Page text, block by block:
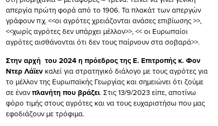
απεργία πρώτη φορά από το 1906. Τα πλακάτ των απεργών
γράφουν π.χ. <<οι αγρότες χρειάζονται ανάσες επιβίωσης >>,
<<χωρίς αγρότες δεν υπάρχει μέλλον>>, << οι Ευρωπαίοι
αγρότες αισθάνονται ότι δεν τους παίρνουν στα σοβαρά>>.
Στην αρχή του 2024 η πρόεδρος της Ε. Επιτροπής κ. Φον
Ντερ Λάϊεν καλεί για στρατηγικό διάλογο με τους αγρότες για
το μέλλον της Ευρωπαϊκής Γεωργίας και σημειώνει ότι ζούμε
σε ένανπλανήτη που βράζει. Στις 13/9/2023 είπε, αποτίνω
φόρο τιμής στους αγρότες και να τους ευχαριστήσω που μας
εφοδιάζουν με τρόφιμα.